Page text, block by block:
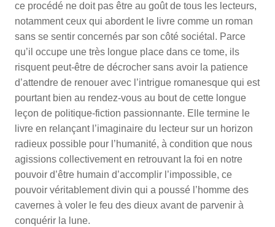
ce procédé ne doit pas être au goût de tous les lecteurs,
notamment ceux qui abordent le livre comme un roman
sans se sentir concernés par son côté sociétal. Parce
qu’il occupe une très longue place dans ce tome, ils
risquent peut-être de décrocher sans avoir la patience
d’attendre de renouer avec l’intrigue romanesque qui est
pourtant bien au rendez-vous au bout de cette longue
leçon de politique-fiction passionnante. Elle termine le
livre en relançant l’imaginaire du lecteur sur un horizon
radieux possible pour l’humanité, à condition que nous
agissions collectivement en retrouvant la foi en notre
pouvoir d’être humain d’accomplir l’impossible, ce
pouvoir véritablement divin qui a poussé l’homme des
cavernes à voler le feu des dieux avant de parvenir à
conquérir la lune.